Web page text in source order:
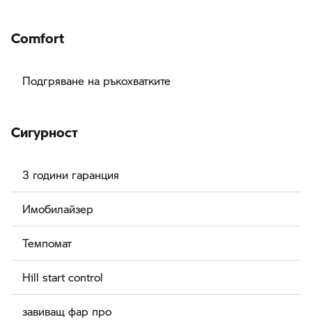
Comfort
Подгряване на ръкохватките
Сигурност
3 години гаранция
Имобилайзер
Темпомат
Hill start control
завиващ фар про